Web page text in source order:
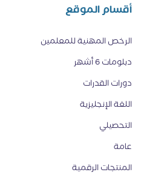
أقسام الموقع
الرخص المهنية للمعلمين
دبلومات 6 أشهر
دورات القدرات
اللغة الإنجليزية
التحصيلي
عامة
المنتجات الرقمية